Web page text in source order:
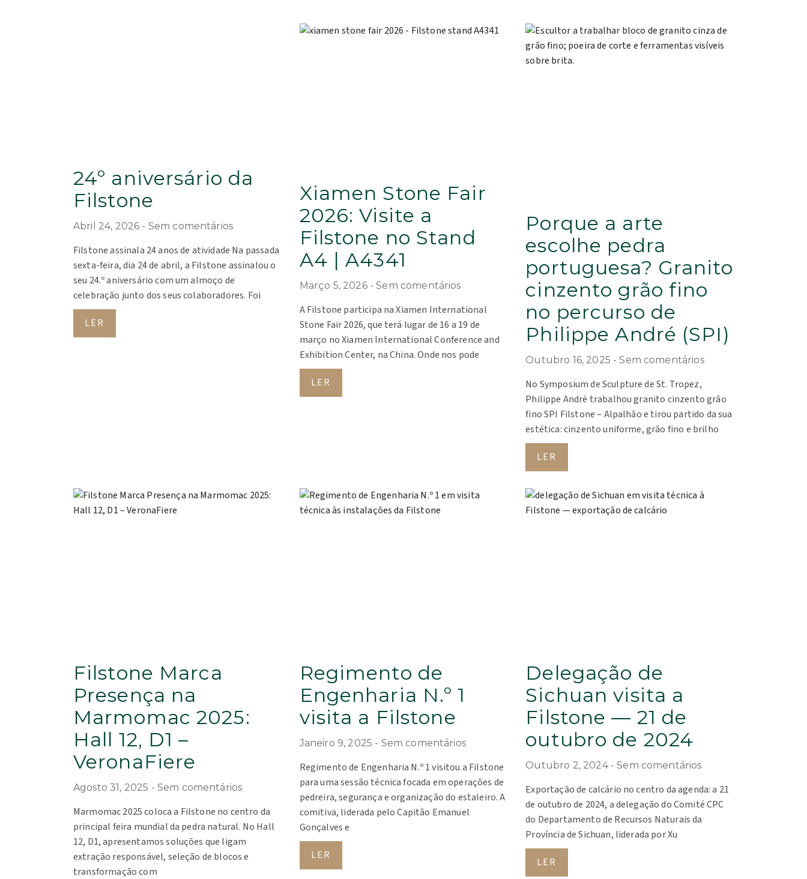
24º aniversário da
Filstone
Abril 24, 2026 Sem comentários
Filstone assinala 24 anos de atividade Na passada
sexta-feira, dia 24 de abril, a Filstone assinalou o
seu 24.º aniversário com um almoço de
celebração junto dos seus colaboradores. Foi
LER
Xiamen Stone Fair
2026: Visite a
Filstone no Stand
A4 | A4341
Março 5, 2026 Sem comentários
A Filstone participa na Xiamen International
Stone Fair 2026, que terá lugar de 16 a 19 de
março no Xiamen International Conference and
Exhibition Center, na China. Onde nos pode
LER
Porque a arte
escolhe pedra
portuguesa? Granito
cinzento grão fino
no percurso de
Philippe André (SPI)
Outubro 16, 2025 Sem comentários
No Symposium de Sculpture de St. Tropez,
Philippe André trabalhou granito cinzento grão
fino SPI Filstone – Alpalhão e tirou partido da sua
estética: cinzento uniforme, grão fino e brilho
LER
Filstone Marca
Presença na
Marmomac 2025:
Hall 12, D1 –
VeronaFiere
Agosto 31, 2025 Sem comentários
Marmomac 2025 coloca a Filstone no centro da
principal feira mundial da pedra natural. No Hall
12, D1, apresentamos soluções que ligam
extração responsável, seleção de blocos e
transformação com
Regimento de
Engenharia N.º 1
visita a Filstone
Janeiro 9, 2025 Sem comentários
Regimento de Engenharia N.º 1 visitou a Filstone
para uma sessão técnica focada em operações de
pedreira, segurança e organização do estaleiro. A
comitiva, liderada pelo Capitão Emanuel
Gonçalves e
LER
Delegação de
Sichuan visita a
Filstone — 21 de
outubro de 2024
Outubro 2, 2024 Sem comentários
Exportação de calcário no centro da agenda: a 21
de outubro de 2024, a delegação do Comité CPC
do Departamento de Recursos Naturais da
Província de Sichuan, liderada por Xu
LER